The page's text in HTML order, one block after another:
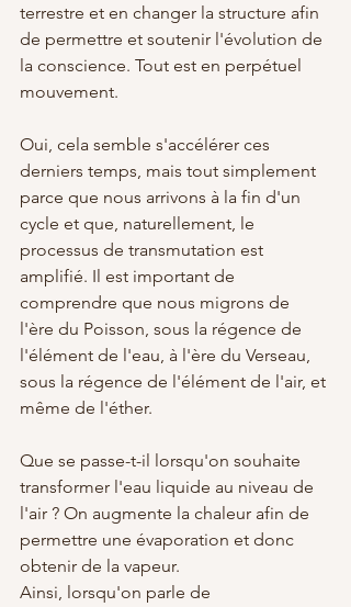
terrestre et en changer la structure afin
de permettre et soutenir l'évolution de
la conscience. Tout est en perpétuel
mouvement.
Oui, cela semble s'accélérer ces
derniers temps, mais tout simplement
parce que nous arrivons à la fin d'un
cycle et que, naturellement, le
processus de transmutation est
amplifié. Il est important de
comprendre que nous migrons de
l'ère du Poisson, sous la régence de
l'élément de l'eau, à l'ère du Verseau,
sous la régence de l'élément de l'air, et
même de l'éther.
Que se passe-t-il lorsqu'on souhaite
transformer l'eau liquide au niveau de
l'air ? On augmente la chaleur afin de
permettre une évaporation et donc
obtenir de la vapeur.
Ainsi, lorsqu'on parle de